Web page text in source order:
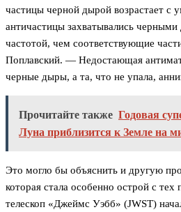
частицы черной дырой возрастает с
античастицы захватывались
частотой, чем соответствующие
Поплавский. — Недостающая
черные дыры, а та, что не упала,
Прочитайте также Годовая
Луна приблизится к Земле на
Это могло бы объяснить и другую
которая стала особенно острой с тех
телескоп «Джеймс Уэбб» (JWST)